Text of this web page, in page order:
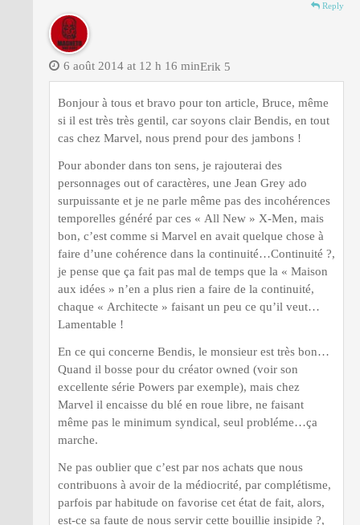
Reply
Erik 5
6 août 2014 at 12 h 16 min
Bonjour à tous et bravo pour ton article, Bruce, même
si il est très très gentil, car soyons clair Bendis, en tout
cas chez Marvel, nous prend pour des jambons !
Pour abonder dans ton sens, je rajouterai des
personnages out of caractères, une Jean Grey ado
surpuissante et je ne parle même pas des incohérences
temporelles généré par ces « All New » X-Men, mais
bon, c’est comme si Marvel en avait quelque chose à
faire d’une cohérence dans la continuité…Continuité ?,
je pense que ça fait pas mal de temps que la « Maison
aux idées » n’en a plus rien a faire de la continuité,
chaque « Architecte » faisant un peu ce qu’il veut…
Lamentable !
En ce qui concerne Bendis, le monsieur est très bon…
Quand il bosse pour du créator owned (voir son
excellente série Powers par exemple), mais chez
Marvel il encaisse du blé en roue libre, ne faisant
même pas le minimum syndical, seul probléme…ça
marche.
Ne pas oublier que c’est par nos achats que nous
contribuons à avoir de la médiocrité, par complétisme,
parfois par habitude on favorise cet état de fait, alors,
est-ce sa faute de nous servir cette bouillie insipide ?,